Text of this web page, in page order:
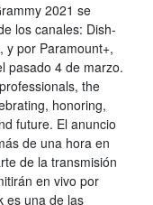
2021 se
los canales: Dish-
y por Paramount+,
pasado 4 de marzo.
the
honoring,
future. El anuncio
de una hora en
de la transmisión
en vivo por
es una de las